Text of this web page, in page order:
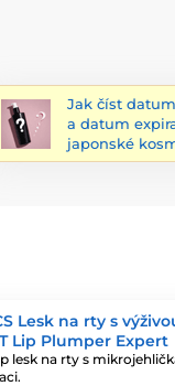
Jak číst
a datum
japonské
Lesk na rty s
Lip Plumper Expert
lesk na rty s